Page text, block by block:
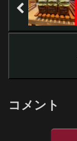
コメント